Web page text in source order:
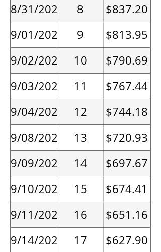
08/31/2026
8
$837.20
09/01/2026
9
$813.95
09/02/2026
10
$790.69
09/03/2026
11
$767.44
09/04/2026
12
$744.18
09/08/2026
13
$720.93
09/09/2026
14
$697.67
09/10/2026
15
$674.41
09/11/2026
16
$651.16
09/14/2026
17
$627.90